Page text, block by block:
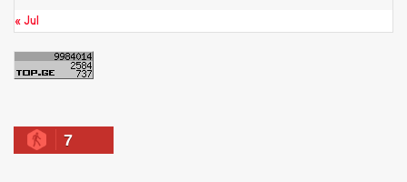
« Jul
7